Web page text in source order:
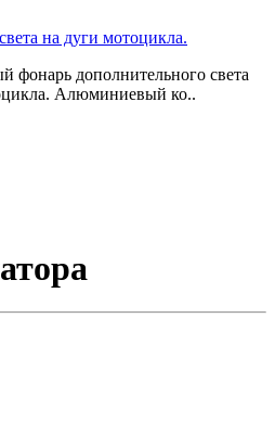
на дуги мотоцикла.
фонарь дополнительного света
Алюминиевый ко..